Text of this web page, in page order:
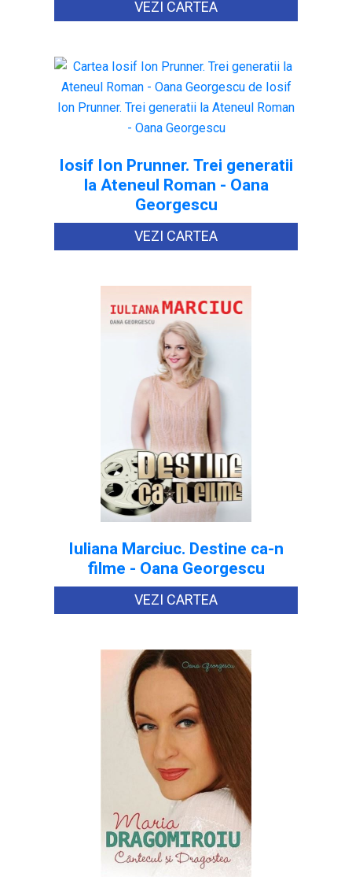
VEZI CARTEA
Iosif Ion Prunner. Trei generatii
la Ateneul Roman - Oana
Georgescu
VEZI CARTEA
Iuliana Marciuc. Destine ca-n
filme - Oana Georgescu
VEZI CARTEA